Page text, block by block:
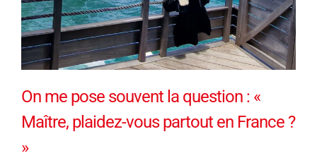
On me pose souvent la question : «
Maître, plaidez-vous partout en France ?
»